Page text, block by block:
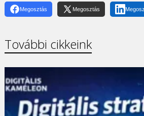
Megosztás Megosztás
További cikkeink